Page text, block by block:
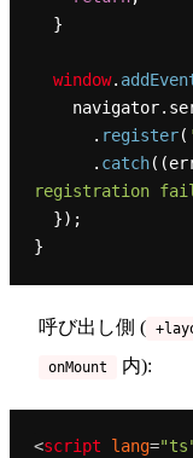
window.
    navigator.
      .
register(
      .
catch( (
registration
呼び出し側 (
onMount 内):
<script lang=